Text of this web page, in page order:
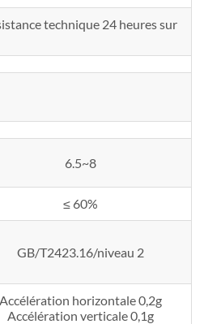
technique 24 heures sur
6.5~8
≤ 60%
GB/T2423.16/niveau 2
Accélération horizontale 0,2g
Accélération verticale 0,1g